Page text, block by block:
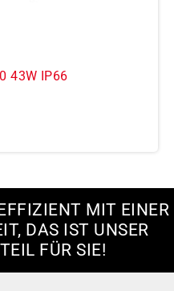
43W IP66
MIT EINER
DAS IST UNSER
FÜR SIE!